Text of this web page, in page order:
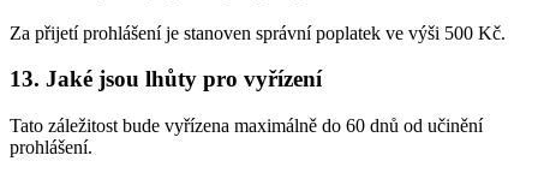
Za přijetí prohlášení je stanoven správní poplatek ve výši 500 Kč.
13. Jaké jsou lhůty pro vyřízení
Tato záležitost bude vyřízena maximálně do 60 dnů od učinění
prohlášení.